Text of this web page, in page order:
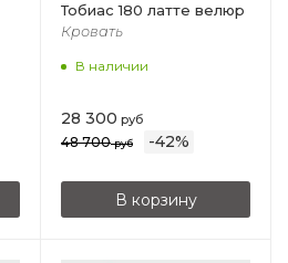
Тобиас 180 латте велюр
Кровать
В наличии
28 300 руб
48 700руб -42%
В корзину